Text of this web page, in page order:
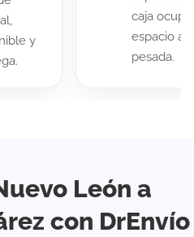
y
caja
espacio
pesada.
León a
con DrEnvío